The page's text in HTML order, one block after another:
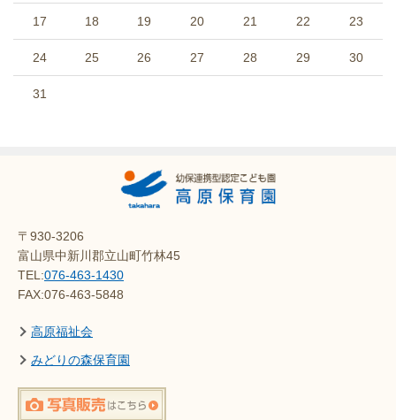
17 18 19 20 21 22 23
24 25 26 27 28 29 30
31
〒930-3206
富山県中新川郡立山町竹林45
TEL:076-463-1430
FAX:076-463-5848
高原福祉会
みどりの森保育園